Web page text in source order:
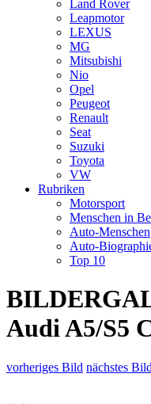
Land Rover
Leapmotor
LEXUS
MG
Mitsubishi
Nio
Opel
Peugeot
Renault
Seat
Suzuki
Toyota
VW
Rubriken
Motorsport
Menschen in
Auto-Menschen
Auto-
Top 10
Audi A5/S5
vorheriges Bild nächstes Bild